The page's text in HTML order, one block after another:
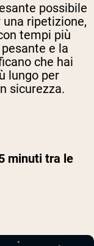
possibile
ripetizione,
tempi più
e la
che hai
lungo per
sicurezza.
minuti tra le